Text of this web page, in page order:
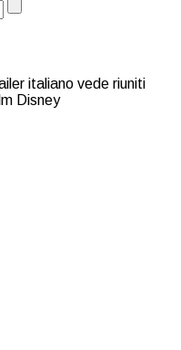
italiano vede riuniti
Disney